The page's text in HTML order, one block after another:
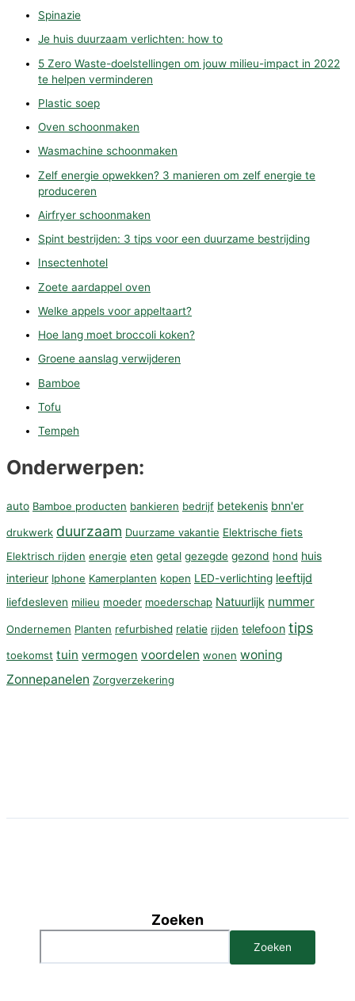
Spinazie
Je huis duurzaam verlichten: how to
5 Zero Waste-doelstellingen om jouw milieu-impact in 2022
te helpen verminderen
Plastic soep
Oven schoonmaken
Wasmachine schoonmaken
Zelf energie opwekken? 3 manieren om zelf energie te
produceren
Airfryer schoonmaken
Spint bestrijden: 3 tips voor een duurzame bestrijding
Insectenhotel
Zoete aardappel oven
Welke appels voor appeltaart?
Hoe lang moet broccoli koken?
Groene aanslag verwijderen
Bamboe
Tofu
Tempeh
Onderwerpen:
auto Bamboe producten bankieren bedrijf betekenis bnn'er
drukwerk duurzaam Duurzame vakantie Elektrische fiets
Elektrisch rijden energie eten getal gezegde gezond hond huis
interieur Iphone Kamerplanten kopen LED-verlichting leeftijd
liefdesleven milieu moeder moederschap Natuurlijk nummer
Ondernemen Planten refurbished relatie rijden telefoon tips
toekomst tuin vermogen voordelen wonen woning
Zonnepanelen Zorgverzekering
Zoeken
Zoeken